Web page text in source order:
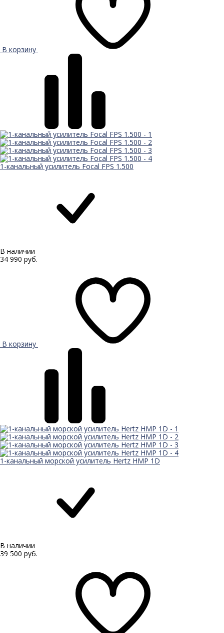
В корзину
1-канальный усилитель Focal FPS 1.500
В наличии
34 990 руб.
В корзину
1-канальный морской усилитель Hertz HMP 1D
В наличии
39 500 руб.